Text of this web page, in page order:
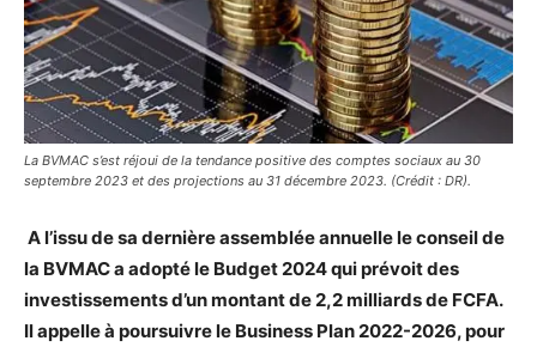
La BVMAC s’est réjoui de la tendance positive des comptes sociaux au 30
septembre 2023 et des projections au 31 décembre 2023. (Crédit : DR).
A l’issu de sa dernière assemblée annuelle le conseil de
la BVMAC a adopté le Budget 2024 qui prévoit des
investissements d’un montant de 2,2 milliards de FCFA.
Il appelle à poursuivre le Business Plan 2022-2026, pour